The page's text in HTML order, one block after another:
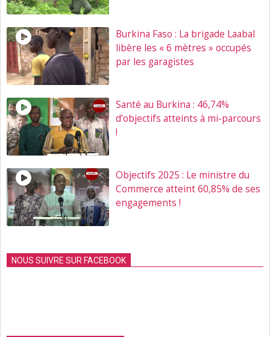
Burkina Faso : La brigade Laabal
libère les « 6 mètres » occupés
par les garagistes
Santé au Burkina : 46,74%
d’objectifs atteints à mi-parcours
!
Objectifs 2025 : Le ministre du
Commerce atteint 60,85% de ses
engagements !
NOUS SUIVRE SUR FACEBOOK